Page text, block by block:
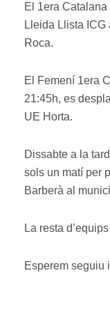
El 1era Catalana
Lleida Llista
Roca.
El Femení 1era
21:45h, es
UE Horta.
Dissabte a la
sols un matí per
Barberà al
La resta
Esperem seguiu